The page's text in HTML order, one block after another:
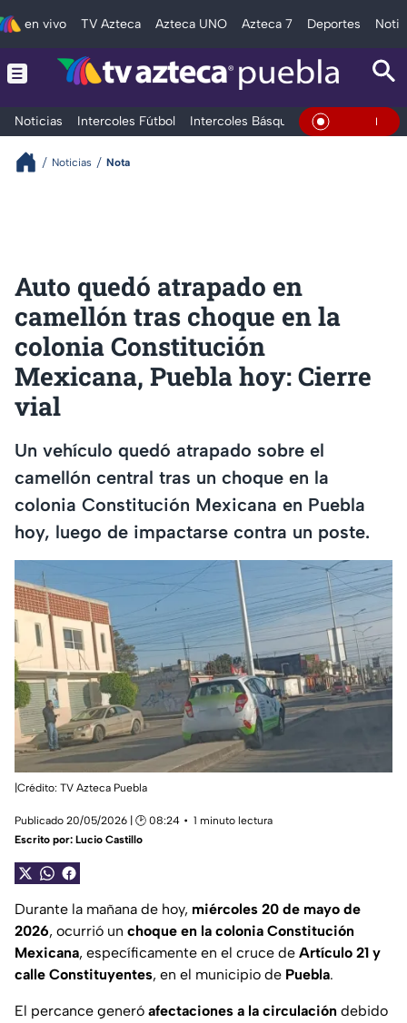
en vivo TV Azteca Azteca UNO Azteca 7 Deportes
Noticias Intercoles Fútbol Intercoles Básquetbol DeportesEn Vivo
Noticias Nota
Auto quedó atrapado en
camellón tras choque en la
colonia Constitución
Mexicana, Puebla hoy: Cierre
vial
Un vehículo quedó atrapado sobre el
camellón central tras un choque en la
colonia Constitución Mexicana en Puebla
hoy, luego de impactarse contra un poste.
|Crédito: TV Azteca Puebla
Publicado 20/05/2026 | 🕑 08:24
1 minuto lectura
Escrito por: Lucio Castillo
Durante la mañana de hoy, miércoles 20 de mayo de
2026, ocurrió un choque en la colonia Constitución
Mexicana, específicamente en el cruce de Artículo 21 y
calle Constituyentes, en el municipio de Puebla.
El percance generó afectaciones a la circulación debido